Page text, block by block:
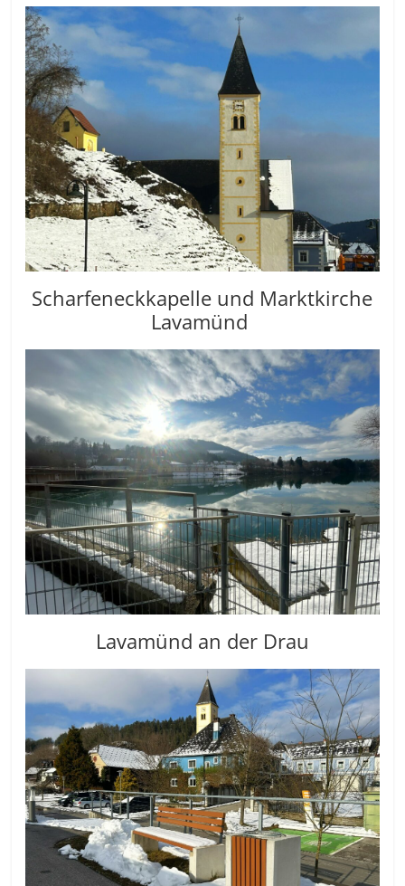
Scharfeneckkapelle und Marktkirche
Lavamünd
Lavamünd an der Drau